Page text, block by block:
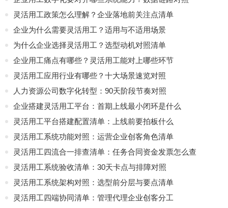
灵活用工政策怎么理解？企业落地前关注点清单
企业为什么需要灵活用工？适用与不适用场景
为什么企业选择灵活用工？选型动机对照清单
企业用工痛点有哪些？灵活用工能对上哪些环节
灵活用工应用行业有哪些？十大场景速览对照
人力资源公司数字化转型：90天阶段节奏对照
企业搭建灵活用工平台：首期上线最小闭环是什么
灵活用工平台搭建配置清单：上线前要拍板什么
灵活用工系统功能对照：运营企业创客角色清单
灵活用工四流合一排查清单：任务合同资金发票怎么查
灵活用工系统验收清单：30天卡点与排障对照
灵活用工系统架构对照：选型前分层与要点清单
灵活用工四端协同清单：管理代理企业创客分工